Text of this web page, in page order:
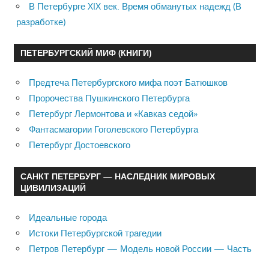
В Петербурге XIX век. Время обманутых надежд (В
разработке)
ПЕТЕРБУРГСКИЙ МИФ (КНИГИ)
Предтеча Петербургского мифа поэт Батюшков
Пророчества Пушкинского Петербурга
Петербург Лермонтова и «Кавказ седой»
Фантасмагории Гоголевского Петербурга
Петербург Достоевского
САНКТ ПЕТЕРБУРГ — НАСЛЕДНИК МИРОВЫХ
ЦИВИЛИЗАЦИЙ
Идеальные города
Истоки Петербургской трагедии
Петров Петербург — Модель новой России — Часть